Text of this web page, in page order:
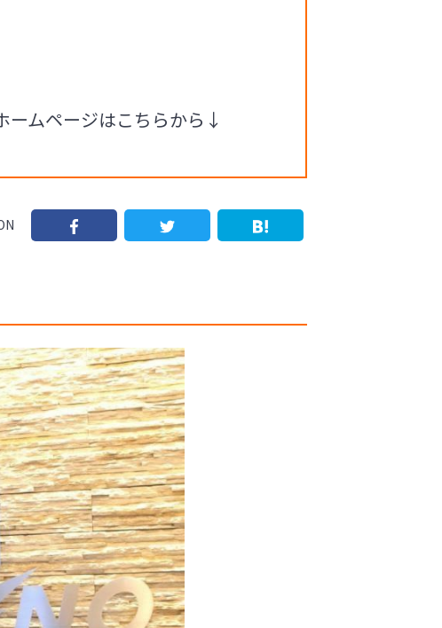
ームページはこちらから↓